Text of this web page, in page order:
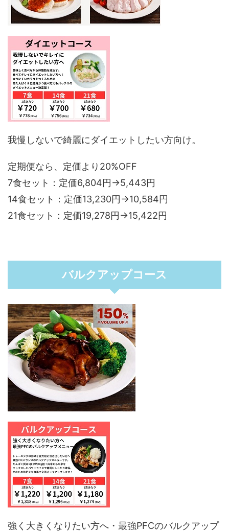
我慢しないで綺麗にダイエットしたい方向け。
定期便なら、定価より20%OFF
7食セット：定価6,804円→5,443円
14食セット：定価13,230円→10,584円
21食セット：定価19,278円→15,422円
バルクアップコース
強く大きくなりたい方へ・最強PFCのバルクアップ